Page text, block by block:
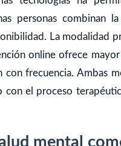
personas combinan
La modalidad
online ofrece
con frecuencia. Ambas
con el proceso
mental